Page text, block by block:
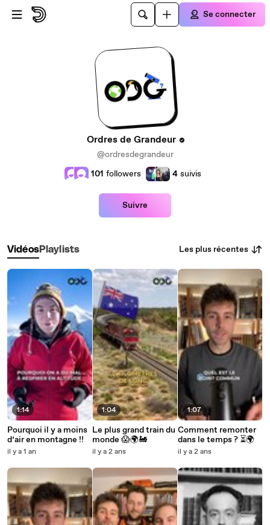
Passer au contenu principal
Se connecter
Ordres de Grandeur
@ordresdegrandeur
101 followers 4 suivis
Suivre
VidéosPlaylists Les plus récentes
1:14
Pourquoi il y a moins
d’air en montagne !!
il y a 1 an
1:04
Le plus grand train du
monde 😱🌍🚂
il y a 2 ans
1:07
Comment remonter
dans le temps ? ⏳🌍
il y a 2 ans